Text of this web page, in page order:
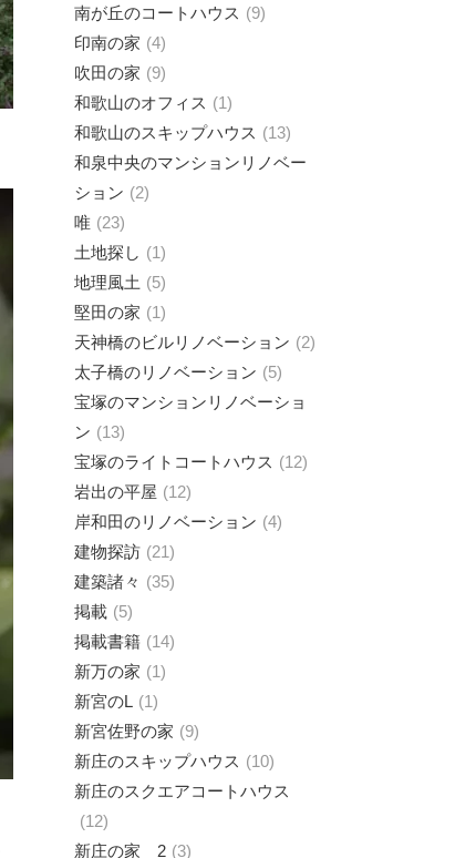
南が丘のコートハウス
9
印南の家
4
吹田の家
9
和歌山のオフィス
1
和歌山のスキップハウス
13
和泉中央のマンションリノベー
ション
2
唯
23
土地探し
1
地理風土
5
堅田の家
1
天神橋のビルリノベーション
2
太子橋のリノベーション
5
宝塚のマンションリノベーショ
ン
13
宝塚のライトコートハウス
12
岩出の平屋
12
岸和田のリノベーション
4
建物探訪
21
建築諸々
35
掲載
5
掲載書籍
14
新万の家
1
新宮のL
1
新宮佐野の家
9
新庄のスキップハウス
10
新庄のスクエアコートハウス
12
新庄の家 2 3